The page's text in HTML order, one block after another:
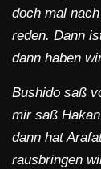
doch mal
reden. Dann
dann haben
Bushido saß
mir saß
dann hat
rausbringen